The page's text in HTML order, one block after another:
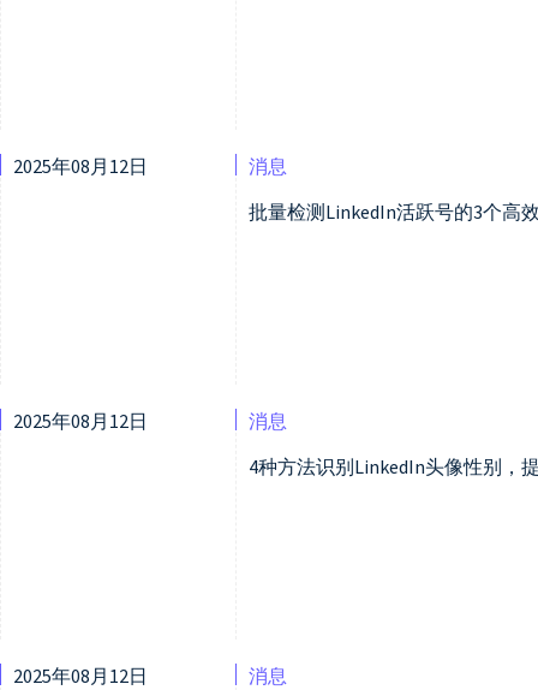
2025年08月12日
消息
批量检测LinkedIn活跃号的3个高
2025年08月12日
消息
4种方法识别LinkedIn头像性别，
2025年08月12日
消息